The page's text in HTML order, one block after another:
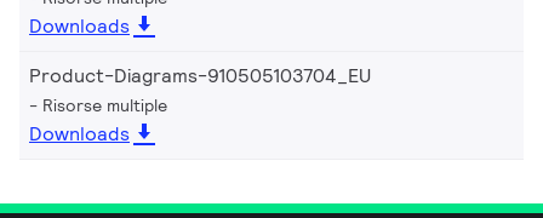
Downloads
Product-Diagrams-910505103704_EU
Risorse multiple
Downloads